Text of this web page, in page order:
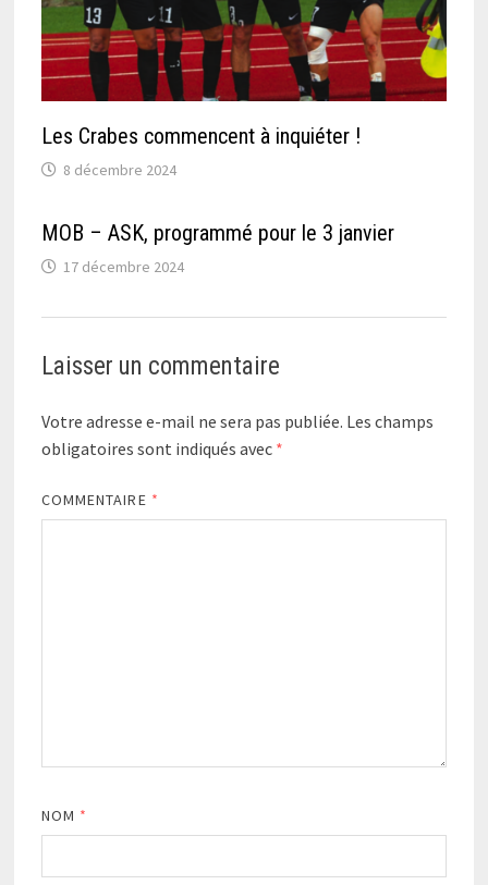
Les Crabes commencent à inquiéter !
8 décembre 2024
MOB – ASK, programmé pour le 3 janvier
17 décembre 2024
Laisser un commentaire
Votre adresse e-mail ne sera pas publiée. Les champs
obligatoires sont indiqués avec *
COMMENTAIRE *
NOM *